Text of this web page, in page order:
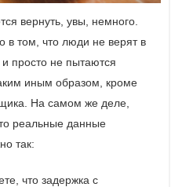
вернуть, увы, немного.
в том, что люди не верят в
просто не пытаются
иным образом, кроме
На самом же деле,
реальные данные
так:
что задержка с